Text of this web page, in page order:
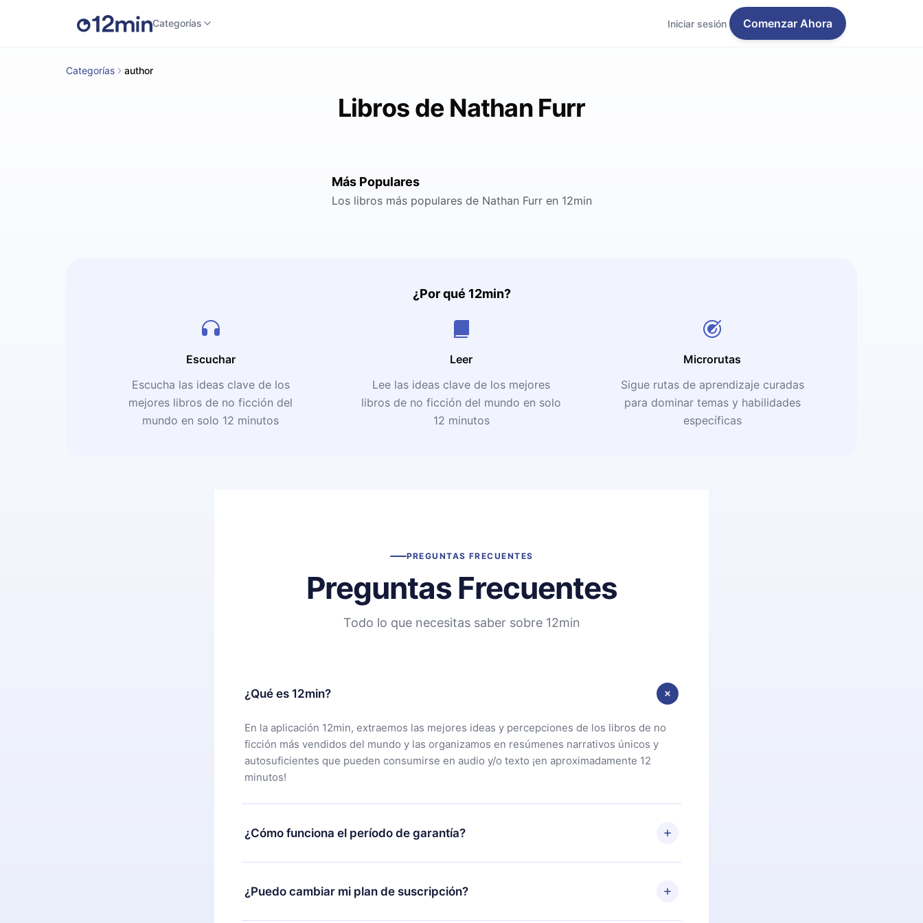
Categorías Iniciar sesión Comenzar Ahora
Categorías author
Libros de Nathan Furr
Más Populares
Los libros más populares de Nathan Furr en 12min
¿Por qué 12min?
Escuchar
Escucha las ideas clave de los
mejores libros de no ficción del
mundo en solo 12 minutos
Leer
Lee las ideas clave de los mejores
libros de no ficción del mundo en solo
12 minutos
Microrutas
Sigue rutas de aprendizaje curadas
para dominar temas y habilidades
específicas
PREGUNTAS FRECUENTES
Preguntas Frecuentes
Todo lo que necesitas saber sobre 12min
¿Qué es 12min?
En la aplicación 12min, extraemos las mejores ideas y percepciones de los libros de no
ficción más vendidos del mundo y las organizamos en resúmenes narrativos únicos y
autosuficientes que pueden consumirse en audio y/o texto ¡en aproximadamente 12
minutos!
¿Cómo funciona el período de garantía?
Puedes descargar nuestra aplicación y comenzar a disfrutar de nuestra biblioteca. Si por
alguna razón no estás satisfecho con nuestra plataforma, simplemente contacta a
nuestro equipo de soporte ( contacto@12min.com
¿Puedo cambiar mi plan de suscripción?